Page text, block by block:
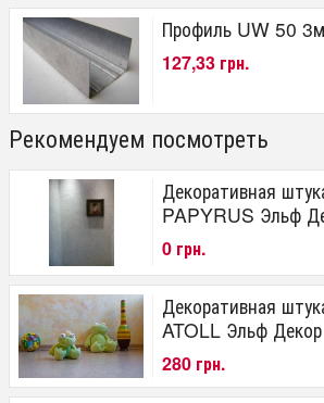
Профиль UW 50
127,33 грн.
Рекомендуем посмотреть
Декоративная
PAPYRUS Эльф
0 грн.
Декоративная
ATOLL Эльф Декор
280 грн.